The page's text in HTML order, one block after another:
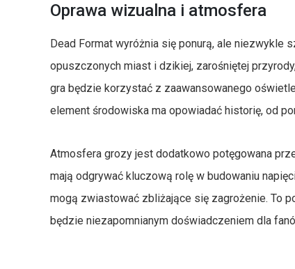
Oprawa wizualna i atmosfera
Dead Format wyróżnia się ponurą, ale niezwykle
opuszczonych miast i dzikiej, zarośniętej
gra będzie korzystać z zaawansowanego
element środowiska ma opowiadać historię, od
Atmosfera grozy jest dodatkowo potęgowana
mają odgrywać kluczową rolę w budowaniu
mogą zwiastować zbliżające się zagrożenie. To
będzie niezapomnianym doświadczeniem dla